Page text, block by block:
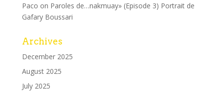
Paco on Paroles de…nakmuay» (Episode 3) Portrait de
Gafary Boussari
Archives
December 2025
August 2025
July 2025